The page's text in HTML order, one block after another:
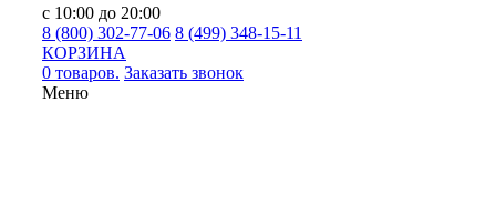
с 10:00 до 20:00
8 (800) 302-77-06 8 (499) 348-15-11
КОРЗИНА
0 товаров. Заказать звонок
Меню